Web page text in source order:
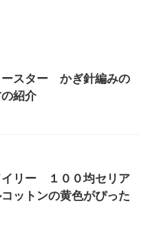
ースター かぎ針編みの
紹介
イリー １００均セリア
ットンの黄色がぴった